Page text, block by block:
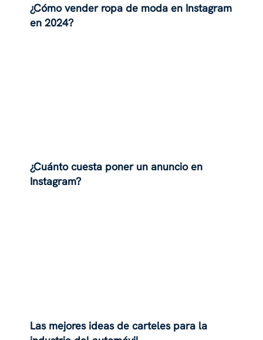
¿Cómo vender ropa de moda en Instagram
en 2024?
¿Cuánto cuesta poner un anuncio en
Instagram?
Las mejores ideas de carteles para la